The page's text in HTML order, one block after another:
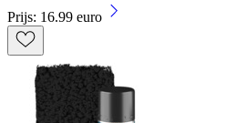
Prijs: 16.99 euro